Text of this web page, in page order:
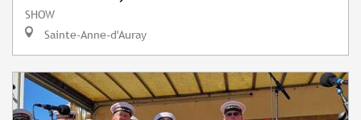
SHOW
Sainte-Anne-d'Auray